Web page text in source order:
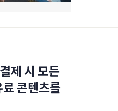
제 시 모든
콘텐츠를